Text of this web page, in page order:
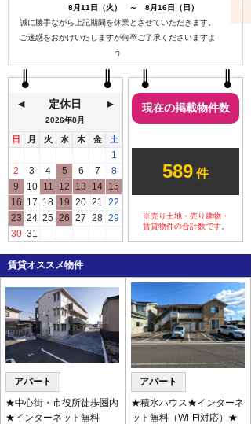
8月11日（火） ～ 8月16日（日）
誠に勝手ながら上記期間を休業とさせていただきます。
ご迷惑をおかけいたしますが何卒ご了承くださいますよ
う
お願い申し上げます。
ご予約なしのご来店も
大歓迎です
いつでも気軽にお立ち寄り
ください。
ご都合の良いタイミングでお越し
いただく際には、ご予約いただけ
るとスムーズにご案内できます。
事前ご来店のご予約はこ
ちら→ご来店・内見予約
キャンペーン物件のお知ら
せ
家賃・初期費用見直しやフリーレント付の物件です。
対象物件は
こちら】
定休日
2026年8月
日 月 火 水 木 金 土
1
2
3 4 5 6 7
8
9
10 11 12 13 14 15
16 17 18 19 20 21
22
23 24 25 26 27 28 29
30 31
現在の掲載物件数
589 件
※売り土地・売り建物・
賃貸物件の合計数です。
賃貸オススメ物件
アパート
★中心街・市役所徒歩圏内
★インターネット無料
アパート
★積水ハウス★インターネ
ット無料（Wi-Fi対応）★